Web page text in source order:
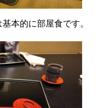
本的に部屋食です。